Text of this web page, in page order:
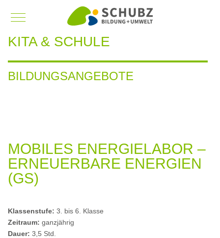
Mobile Menu Toggle
KITA & SCHULE
BILDUNGSANGEBOTE
MOBILES ENERGIELABOR –
ERNEUERBARE ENERGIEN
(GS)
Klassenstufe:3. bis 6. Klasse
Zeitraum:ganzjährig
Dauer:3,5 Std.